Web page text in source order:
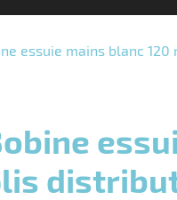
essuie mains blanc
2